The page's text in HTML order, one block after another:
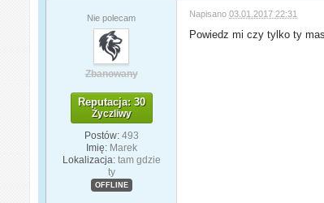
Nie polecam
Zbanowany
Reputacja: 30
Życzliwy
Postów: 493
Imię: Marek
Lokalizacja: tam gdzie
ty
OFFLINE
Napisano03.01.2017 22:31
Powiedz mi czy tylko ty